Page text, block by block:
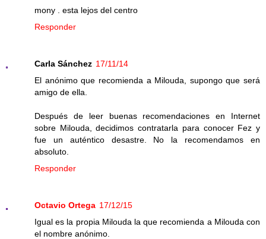
mony . esta lejos del centro
Responder
Carla Sánchez 17/11/14
El anónimo que recomienda a Milouda, supongo que será
amigo de ella.
Después de leer buenas recomendaciones en Internet
sobre Milouda, decidimos contratarla para conocer Fez y
fue un auténtico desastre. No la recomendamos en
absoluto.
Responder
Octavio Ortega 17/12/15
Igual es la propia Milouda la que recomienda a Milouda con
el nombre anónimo.